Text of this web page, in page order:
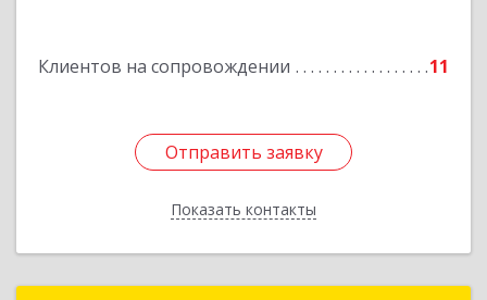
Клиентов на сопровождении 11
Отправить заявку
Показать контакты
Отправить заявку
Назад